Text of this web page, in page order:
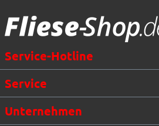
Service-Hotline
Service
Unternehmen